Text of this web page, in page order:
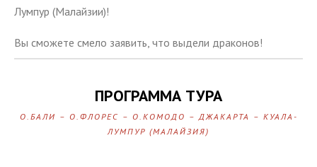
Лумпур (Малайзии)!
Вы сможете смело заявить, что выдели драконов!
ПРОГРАММА ТУРА
О.БАЛИ – О.ФЛОРЕС – О.КОМОДО – ДЖАКАРТА – КУАЛА-
ЛУМПУР (МАЛАЙЗИЯ)